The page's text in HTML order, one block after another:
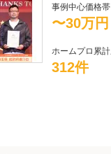
事例中心価格帯
〜30万円
ホームプロ累
312件